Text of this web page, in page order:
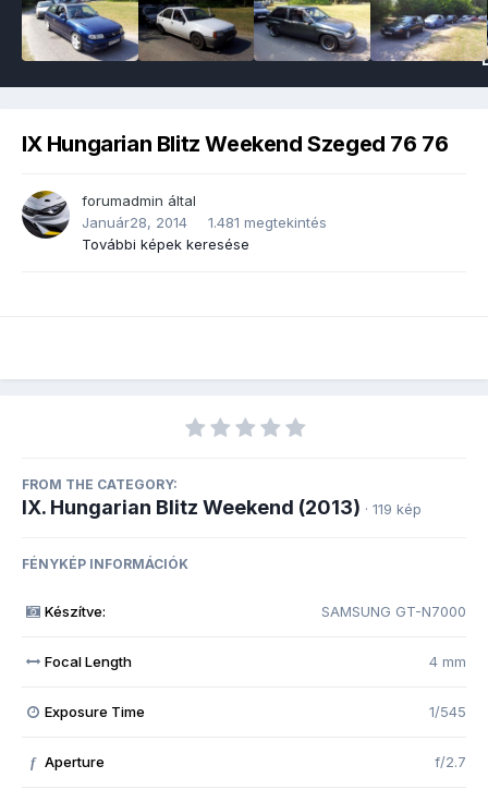
IX Hungarian Blitz Weekend Szeged 76 76
forumadmin által
Január28, 2014
1.481 megtekintés
További képek keresése
FROM THE CATEGORY:
IX. Hungarian Blitz Weekend (2013) · 119 kép
FÉNYKÉP INFORMÁCIÓK
Készítve: SAMSUNG GT-N7000
Focal Length 4 mm
Exposure Time 1/545
f Aperture f/2.7